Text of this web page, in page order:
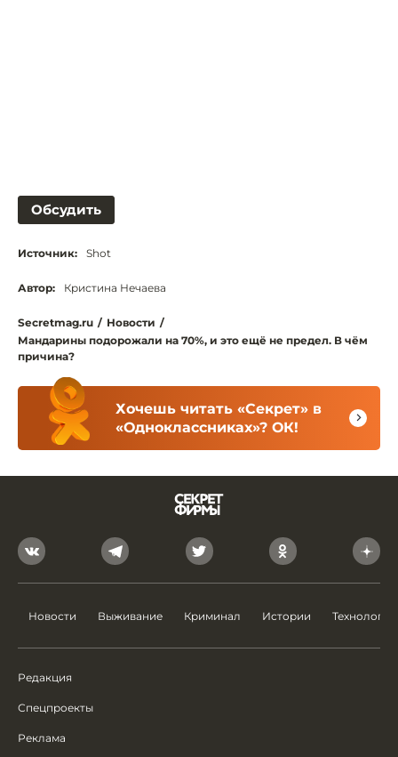
Обсудить
Источник: Shot
Автор: Кристина Нечаева
Secretmag.ru / Новости /
Мандарины подорожали на 70%, и это ещё не предел. В чём
причина?
Хочешь читать «Секрет» в
«Одноклассниках»? ОК!
Новости Выживание Криминал Истории Технологии
Редакция
Спецпроекты
Реклама